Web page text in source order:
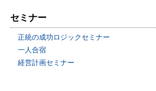
セミナー
正統の成功ロジックセミナー
一人合宿
経営計画セミナー